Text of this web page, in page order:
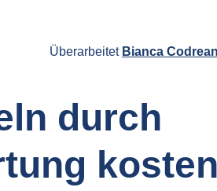
Überarbeitet Bianca
durch